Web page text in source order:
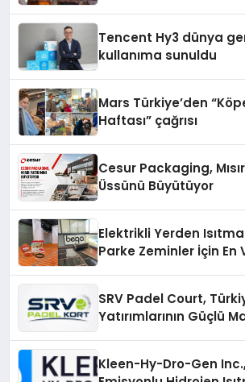
Tencent Hy3 dünya
kullanıma sunuldu
Mars Türkiye’den
Haftası” çağrısı
Cesur Packaging,
Üssünü Büyütüyor
Elektrikli Yerden
Parke Zeminler İçin En
SRV Padel Court,
Yatırımlarının Güçlü
Kleen-Hy-Dro-Gen Inc.,